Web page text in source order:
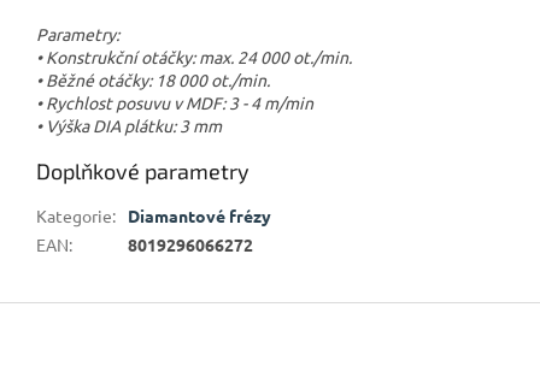
Parametry:
• Konstrukční otáčky: max. 24 000 ot./min.
• Běžné otáčky: 18 000 ot./min.
• Rychlost posuvu v MDF: 3 - 4 m/min
• Výška DIA plátku: 3 mm
Doplňkové parametry
Kategorie:
Diamantové frézy
EAN: 8019296066272